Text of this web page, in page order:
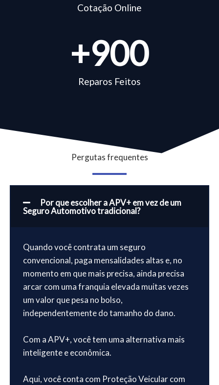
Cotação Online
Reparos Feitos
+900
Pergutas frequentes
Por que escolher a APV+ em vez de um
Seguro Automotivo tradicional?
Quando você contrata um seguro
convencional, paga mensalidades altas e, no
momento em que mais precisa, ainda precisa
arcar com uma franquia elevada muitas vezes
um valor que pesa no bolso,
independentemente do tamanho do dano.
Com a APV+, você tem uma alternativa mais
inteligente e econômica.
Aqui, você conta com Proteção Veicular com